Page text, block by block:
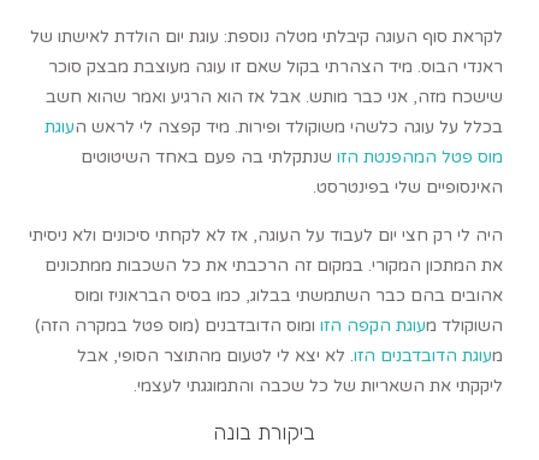
לקראת סוף העוגה קיבלתי מטלה נוספת: עוגת יום הולדת לאישתו של
ראנדי הבוס. מיד הצהרתי בקול שאם זו עוגה מעוצבת מבצק סוכר
שישכח מזה, אני כבר מותש. אבל אז הוא הרגיע ואמר שהוא חשב
בכלל על עוגה כלשהי משוקולד ופירות. מיד קפצה לי לראש העוגת
מוס פטל המהפנטת הזו שנתקלתי בה פעם באחד השיטוטים
האינסופיים שלי בפינטרסט.
היה לי רק חצי יום לעבוד על העוגה, אז לא לקחתי סיכונים ולא ניסיתי
את המתכון המקורי. במקום זה הרכבתי את כל השכבות ממתכונים
אהובים בהם כבר השתמשתי בבלוג, כמו בסיס הבראוניז ומוס
השוקולד מעוגת הקפה הזו ומוס הדובדבנים (מוס פטל במקרה הזה)
מעוגת הדובדבנים הזו. לא יצא לי לטעום מהתוצר הסופי, אבל
ליקקתי את השאריות של כל שכבה והתמוגגתי לעצמי.
ביקורת בונה